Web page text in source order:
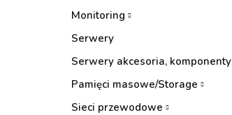
Monitoring
Serwery
Serwery akcesoria, komponenty
Pamięci masowe/Storage
Sieci przewodowe